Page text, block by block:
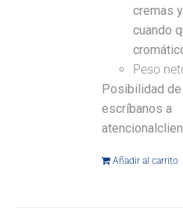
cremas
cuando
Peso
Posibilidad
escríbanos a
Añadir al carrito